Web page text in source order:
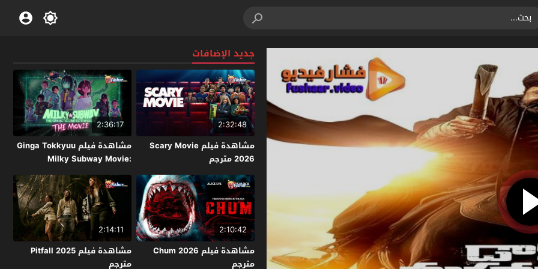
جديد الإضافات
2:32:48
مشاهدة فيلم Scary Movie
2026 مترجم
2:36:17
مشاهدة فيلم Ginga Tokkyuu
Milky Subway Movie:
Kakueki Teisha Gekijou Yuki
2026 مترجم
2:10:42
مشاهدة فيلم Chum 2026
مترجم
2:14:11
مشاهدة فيلم Pitfall 2025
مترجم